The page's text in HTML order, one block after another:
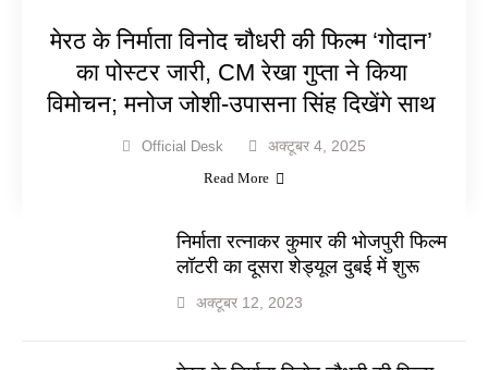
मेरठ के निर्माता विनोद चौधरी की फिल्म ‘गोदान’
का पोस्टर जारी, CM रेखा गुप्ता ने किया
विमोचन; मनोज जोशी-उपासना सिंह दिखेंगे साथ
Official Desk अक्टूबर 4, 2025
Read More
निर्माता रत्नाकर कुमार की भोजपुरी फिल्म
लॉटरी का दूसरा शेड्यूल दुबई में शुरू
अक्टूबर 12, 2023